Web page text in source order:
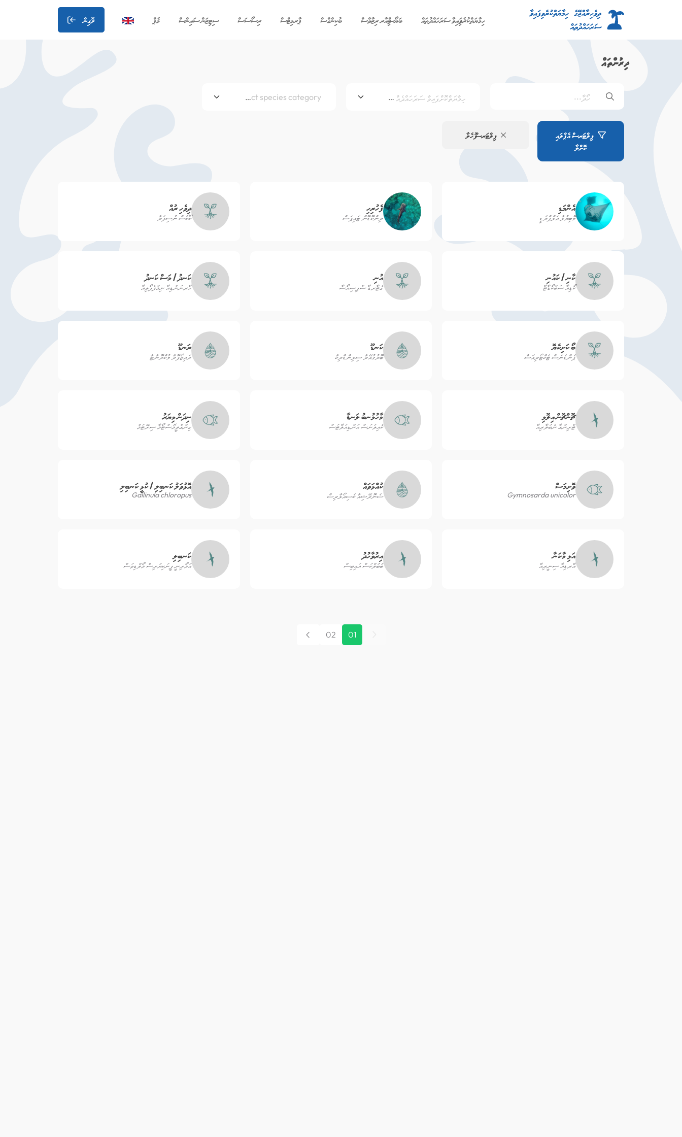
ލޮގިން ހިމާޔަތްކުރެވިފައިވާ ސަރަހައްދުތައް ބަޔޯސްފިއާރ ރިޒާވްސް ބުކިންގްސް ޕާރމިޓްސް ރިސޯސަސް ސިޓިޒަން ސައިންސް މެޕް
ދިރުންތައް
ހިމާޔަތްކޮށްފައިވާ ސަރަހައްދެއް ސެލެކްޓްކުރޭ Select species category
ފިލްޓަރސް އެޕްލައި
ކޮށްލާ
ފިލްޓަރސް ފުހެލާ
އެންމަޑި
މޮބިޔުލާ އަލްފްރެޑީ
ފެހުރިހި
ރިންކޮޑޮން ޓައިޕަސް
ދިވެހި ރުއް
ކޯކޯސް ނުސިފެރާ
ކާނި / ކައުނި
ކޯޑިއާ ސަބްކޯޑާޓާ
އުނި
ގެޓާރޑާ ސްޕިސިއޯސާ
ކަނދު / މަސް ކަނދު
ހާރނަންޑިއާ ނިމްފެފޯލިއާ
ބޯ ކަށިކެޔޮ
ޕެންޑެނަސް ޓެކްޓޯރިއަސް
ކަނޑޫ
ބޮރުގުއޭރާ ސިލިންޑްރިކާ
ރަނޑޫ
ރައިޒޯފޮރާ މުކްރޮނާޓާ
ޗޮންޗޮން އިލޮޅި
ޓްރިންގާ ނެބުލާރިއާ
މާހުޅުނބު ލަނޑާ
ކެއިލުނަސް އަންޑިއުލާޓަސް
ނިދަން މިޔަރު
ގިންގްލީމޮސްޓޯމާ ސިރޭޓަމް
ވޮށިމަސް
Gymnosarda unicolor
ކުއްޅަވައް
ސެނޮރޭޝިއާ ކެސިއޯލާރިސް
އޮޅުވަލު ކަނބިލި / ކުޅީ ކަނބިލި
Gallinula chloropus
އަޅި މާކަނާ
އާރޑިއާ ސިނީރިއާ
އިރުވާހުދު
ބުބުލްކަސް އައިބިސް
ކަނބިލި
އަމޯރިނީ ފީނަކިޔުރިސް މޯލްޑިވަސް
01
02